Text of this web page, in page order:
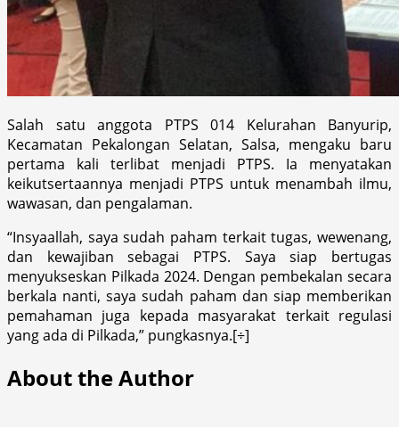
Salah satu anggota PTPS 014 Kelurahan Banyurip,
Kecamatan Pekalongan Selatan, Salsa, mengaku baru
pertama kali terlibat menjadi PTPS. Ia menyatakan
keikutsertaannya menjadi PTPS untuk menambah ilmu,
wawasan, dan pengalaman.
“Insyaallah, saya sudah paham terkait tugas, wewenang,
dan kewajiban sebagai PTPS. Saya siap bertugas
menyukseskan Pilkada 2024. Dengan pembekalan secara
berkala nanti, saya sudah paham dan siap memberikan
pemahaman juga kepada masyarakat terkait regulasi
yang ada di Pilkada,” pungkasnya.[÷]
About the Author